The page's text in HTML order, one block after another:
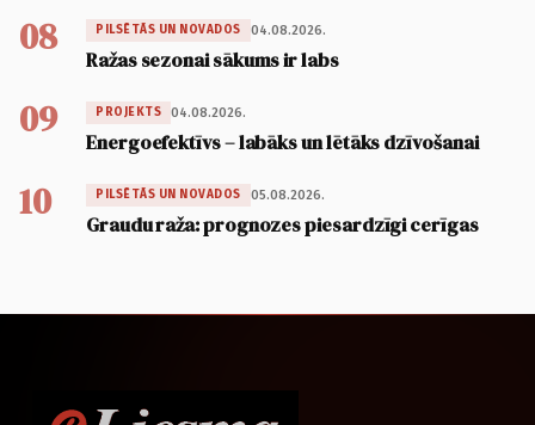
08 PILSĒTĀS UN NOVADOS 04.08.2026.
Ražas sezonai sākums ir labs
09 PROJEKTS 04.08.2026.
Energoefektīvs – labāks un lētāks dzīvošanai
10 PILSĒTĀS UN NOVADOS 05.08.2026.
Graudu raža: prognozes piesardzīgi cerīgas